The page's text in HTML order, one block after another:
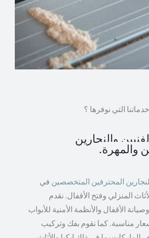
التي نوفرها ؟
والنجارين
والمهرة.
المحترفين المتخصصين في
المنزلي وفتح الأقفال. نقدم
الأقفال والأنظمة الأمنية للأبواب
مناسبة. كما نقوم بفك وتركيب